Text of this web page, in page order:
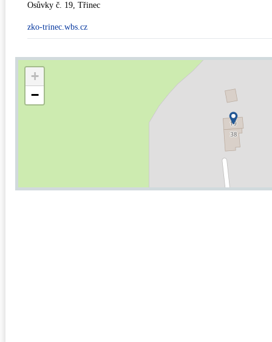
Osůvky č. 19, Třinec
zko-trinec.wbs.cz
+
−